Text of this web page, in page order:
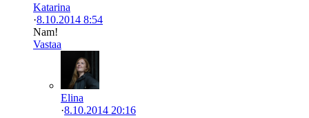
Katarina
·8.10.2014 8:54
Nam!
Vastaa
Elina
·8.10.2014 20:16